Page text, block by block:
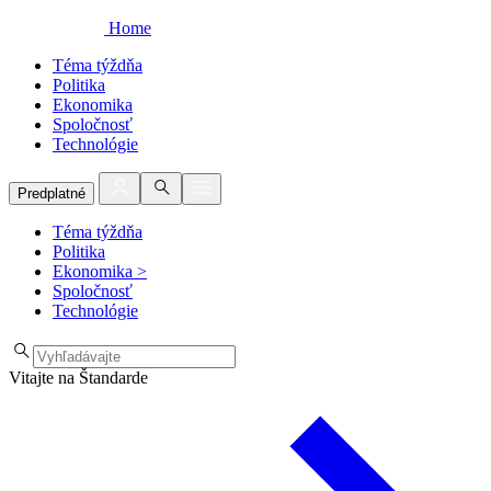
Home
Téma týždňa
Politika
Ekonomika
Spoločnosť
Technológie
Predplatné
Téma týždňa
Politika
Ekonomika >
Spoločnosť
Technológie
Vitajte na Štandarde